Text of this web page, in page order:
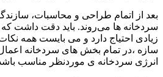
بعد از اتمام طراحی و محاسبات،
سردخانه ها می‌روند. باید دقت داشت
زیادی احتیاج دارد و می بایست همه
سازه ،در تمام بخش های سردخانه
انرژی سردخانه ی موردنظر مناسب